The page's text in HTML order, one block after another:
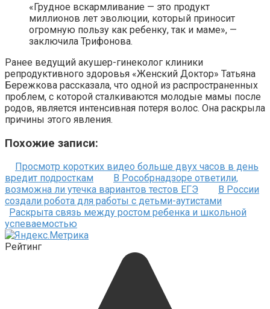
«Грудное вскармливание — это продукт
миллионов лет эволюции, который приносит
огромную пользу как ребенку, так и маме», —
заключила Трифонова.
Ранее ведущий акушер-гинеколог клиники
репродуктивного здоровья «Женский Доктор» Татьяна
Бережкова рассказала, что одной из распространенных
проблем, с которой сталкиваются молодые мамы после
родов, является интенсивная потеря волос. Она раскрыла
причины этого явления.
Похожие записи:
Просмотр коротких видео больше двух часов в день
вредит подросткам
В Рособрнадзоре ответили,
возможна ли утечка вариантов тестов ЕГЭ
В России
создали робота для работы с детьми-аутистами
Раскрыта связь между ростом ребенка и школьной
успеваемостью
Рейтинг